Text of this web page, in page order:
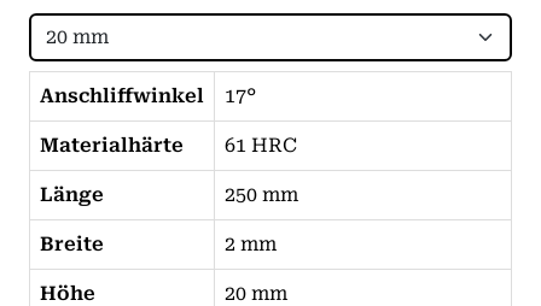
Anschliffwinkel 17°
Materialhärte 61 HRC
Länge 250 mm
Breite 2 mm
Höhe 20 mm